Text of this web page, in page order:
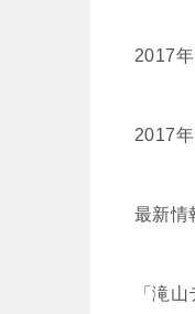
2017
2017
最新情
「滝